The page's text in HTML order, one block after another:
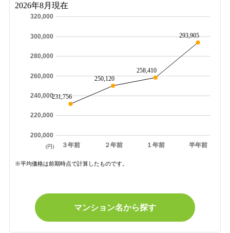
2026年8月現在
３年前 ２年前 １年前 半年前
200,000
220,000
240,000
260,000
280,000
300,000
320,000
231,756
250,120
258,410
293,905
(円)
※平均価格は前期時点で計算したものです。
マンション名から探す